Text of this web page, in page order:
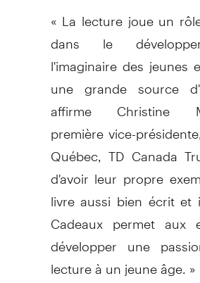
« La lecture joue un
dans le
l'imaginaire des jeunes
une grande source
affirme Christine
première vice-
Québec, TD Canada
d'avoir leur propre
livre aussi bien écrit et
Cadeaux permet aux
développer une
lecture à un jeune âge. »